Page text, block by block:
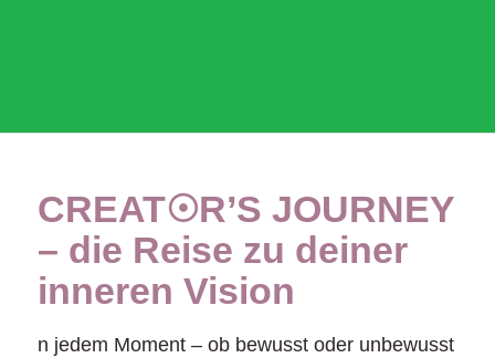
CREAT☉R’S JOURNEY
– die Reise zu deiner
inneren Vision
n jedem Moment – ob bewusst oder unbewusst